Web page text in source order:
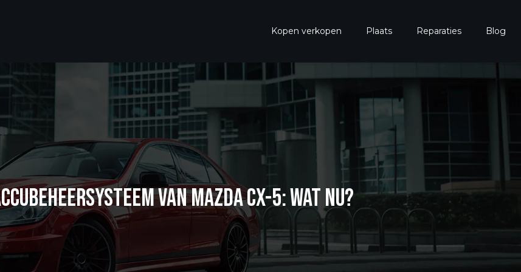
Kopen verkopen Plaats Reparaties Blog
VAN MAZDA CX-5: WAT NU?